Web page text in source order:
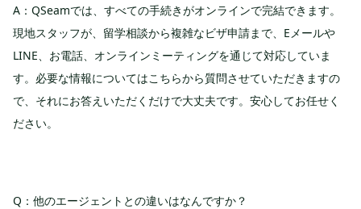
A：QSeamでは、すべての手続きがオンラインで完結できます。
現地スタッフが、留学相談から複雑なビザ申請まで、Eメールや
LINE、お電話、オンラインミーティングを通じて対応していま
す。必要な情報についてはこちらから質問させていただきますの
で、それにお答えいただくだけで大丈夫です。安心してお任せく
ださい。
Q：他のエージェントとの違いはなんですか？